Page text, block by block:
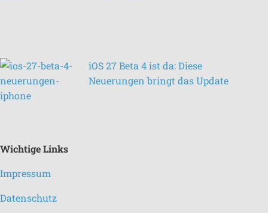
iOS 27 Beta 4 ist da: Diese
Neuerungen bringt das Update
Wichtige Links
Impressum
Datenschutz